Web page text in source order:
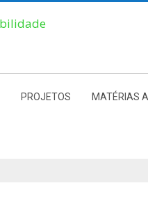
PROJETOS MATÉRIAS